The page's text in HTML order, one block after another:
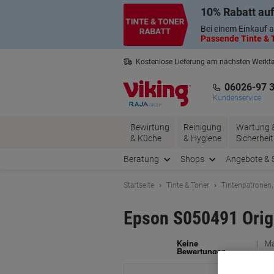
10% Rabatt
Bei einem Einkauf
Passende Tinte &
Kostenlose Lieferung am nächsten
06026-97
Kundenservice
Bewirtung
& Küche
Reinigung
& Hygiene
Wartung
Sicherheit
Beratung Shops Angebote &
Startseite Tinte & Toner
Epson S050491